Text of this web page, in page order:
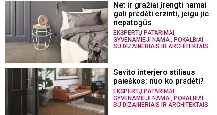
Net ir gražiai įrengti namai
gali pradėti erzinti, jeigu jie
nepatogūs
EKSPERTŲ PATARIMAI ,
GYVENAMIEJI NAMAI , POKALBIAI
SU DIZAINERIAIS IR ARCHITEKTAIS
Savito interjero stiliaus
paieškos: nuo ko pradėti?
EKSPERTŲ PATARIMAI
GYVENAMIEJI NAMAI POKALBIAI
SU DIZAINERIAIS IR ARCHITEKTAIS